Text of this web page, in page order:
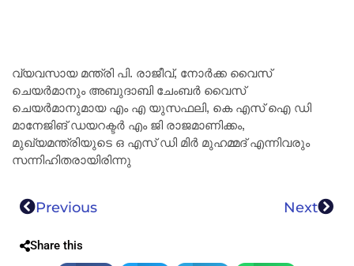
വ്യവസായ മന്ത്രി പി. രാജീവ്, നോർക്ക വൈസ്
ചെയർമാനും അബുദാബി ചേംബർ വൈസ്
ചെയർമാനുമായ എം എ യുസഫലി, കെ എസ്‌ ഐ ഡി
മാനേജിങ് ഡയറക്ടർ എം ജി രാജമാണിക്കം,
മുഖ്യമന്ത്രിയുടെ ഒ എസ്‌ ഡി മിർ മുഹമ്മദ് എന്നിവരും
സന്നിഹിതരായിരിന്നു
Previous Next
Share this